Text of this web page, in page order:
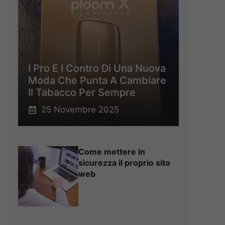
I Pro E I Contro Di Una Nuova
Moda Che Punta A Cambiare
Il Tabacco Per Sempre
25 Novembre 2025
Come mettere in
sicurezza il proprio sito
web